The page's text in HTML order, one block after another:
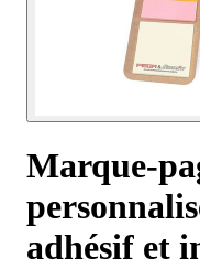
Marque-
adhésif et